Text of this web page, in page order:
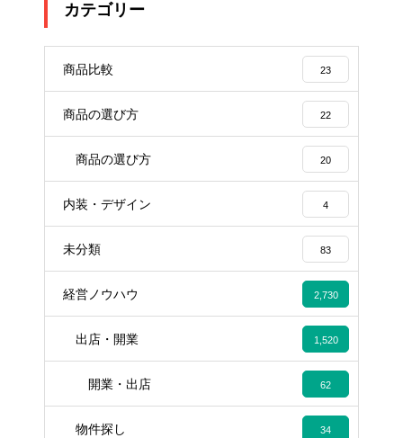
カテゴリー
商品比較 23
商品の選び方 22
商品の選び方 20
内装・デザイン 4
未分類 83
経営ノウハウ 2,730
出店・開業 1,520
開業・出店 62
物件探し 34